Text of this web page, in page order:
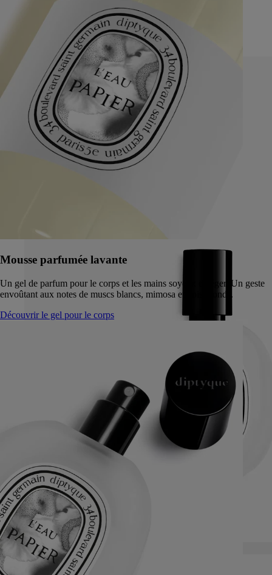
Sur une page, l’encre infuse. Une plongée au cœur des muscs.
+1 modèle
Mousse parfumée lavante
Un gel de parfum pour le corps et les mains soyeux et léger. Un geste
envoûtant aux notes de muscs blancs, mimosa et bois blonds.
Découvrir le gel pour le corps